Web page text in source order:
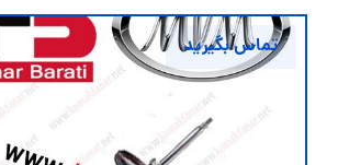
تماس بگیرید